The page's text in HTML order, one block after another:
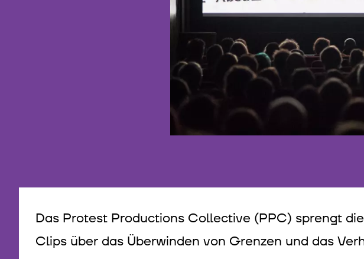
Das Protest Productions Collective (PPC) sprengt
Clips über das Überwinden von Grenzen und das